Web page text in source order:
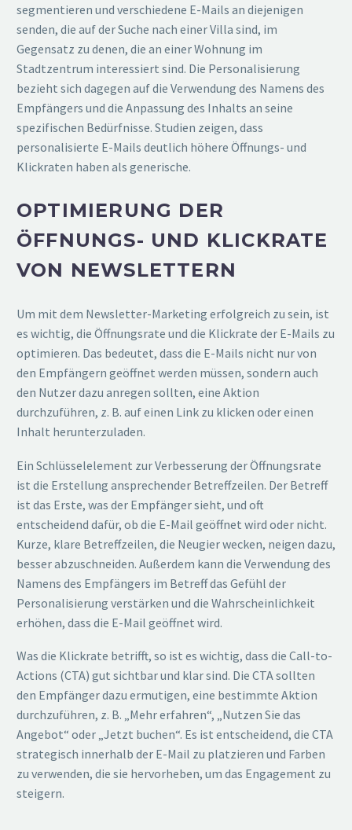
segmentieren und verschiedene E-Mails an diejenigen
senden, die auf der Suche nach einer Villa sind, im
Gegensatz zu denen, die an einer Wohnung im
Stadtzentrum interessiert sind. Die Personalisierung
bezieht sich dagegen auf die Verwendung des Namens des
Empfängers und die Anpassung des Inhalts an seine
spezifischen Bedürfnisse. Studien zeigen, dass
personalisierte E-Mails deutlich höhere Öffnungs- und
Klickraten haben als generische.
OPTIMIERUNG DER
ÖFFNUNGS- UND KLICKRATE
VON NEWSLETTERN
Um mit dem Newsletter-Marketing erfolgreich zu sein, ist
es wichtig, die Öffnungsrate und die Klickrate der E-Mails zu
optimieren. Das bedeutet, dass die E-Mails nicht nur von
den Empfängern geöffnet werden müssen, sondern auch
den Nutzer dazu anregen sollten, eine Aktion
durchzuführen, z. B. auf einen Link zu klicken oder einen
Inhalt herunterzuladen.
Ein Schlüsselelement zur Verbesserung der Öffnungsrate
ist die Erstellung ansprechender Betreffzeilen. Der Betreff
ist das Erste, was der Empfänger sieht, und oft
entscheidend dafür, ob die E-Mail geöffnet wird oder nicht.
Kurze, klare Betreffzeilen, die Neugier wecken, neigen dazu,
besser abzuschneiden. Außerdem kann die Verwendung des
Namens des Empfängers im Betreff das Gefühl der
Personalisierung verstärken und die Wahrscheinlichkeit
erhöhen, dass die E-Mail geöffnet wird.
Was die Klickrate betrifft, so ist es wichtig, dass die Call-to-
Actions (CTA) gut sichtbar und klar sind. Die CTA sollten
den Empfänger dazu ermutigen, eine bestimmte Aktion
durchzuführen, z. B. „Mehr erfahren“, „Nutzen Sie das
Angebot“ oder „Jetzt buchen“. Es ist entscheidend, die CTA
strategisch innerhalb der E-Mail zu platzieren und Farben
zu verwenden, die sie hervorheben, um das Engagement zu
steigern.